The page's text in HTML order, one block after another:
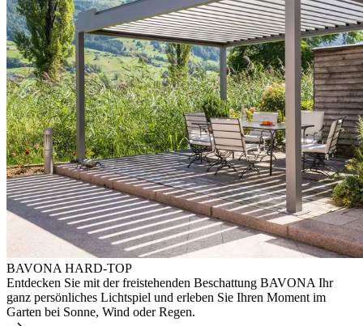
BAVONA HARD-TOP
Entdecken Sie mit der freistehenden Beschattung BAVONA Ihr
ganz persönliches Lichtspiel und erleben Sie Ihren Moment im
Garten bei Sonne, Wind oder Regen.